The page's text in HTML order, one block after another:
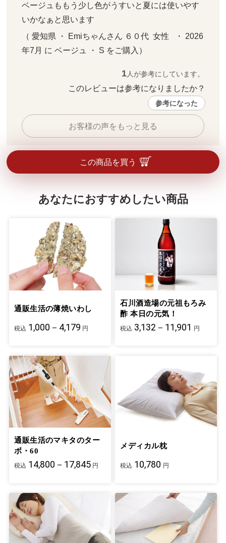
ベージュももう少し色がうすいと夏には使いやす
いかなぁと思います
（ 愛知県 ・ Emiちゃんさん ６０代  女性   ・ 2026
年7月 に ベージュ ・ S をご購入）
1人が参考にしています。
このレビューは参考になりましたか？
参考になった
お客様の声をもっと見る
この商品を買う
あなたにおすすめしたい商品
通販生活の薄焼いわし
税込 1,000－4,179 円
石川酒造場の元祖もろみ
酢 本日の元気！
税込 3,132－11,901 円
通販生活のマキタのター
ボ・60
税込 14,800－17,845 円
メディカル枕
税込 10,780 円